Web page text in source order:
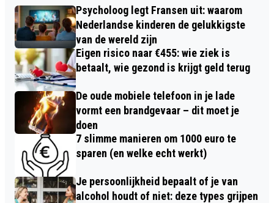
Psycholoog legt Fransen uit: waarom
Nederlandse kinderen de gelukkigste
van de wereld zijn
Eigen risico naar €455: wie ziek is
betaalt, wie gezond is krijgt geld terug
De oude mobiele telefoon in je lade
vormt een brandgevaar – dit moet je
doen
7 slimme manieren om 1000 euro te
sparen (en welke echt werkt)
Je persoonlijkheid bepaalt of je van
alcohol houdt of niet: deze types grijpen